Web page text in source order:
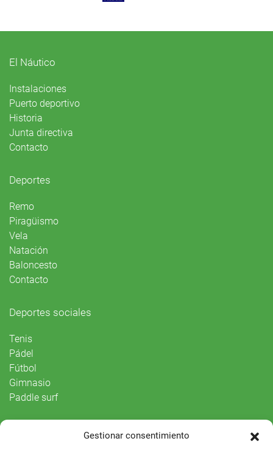
Gestionar consentimiento
El Náutico
Instalaciones
Puerto deportivo
Historia
Junta directiva
Contacto
Deportes
Remo
Piragüismo
Vela
Natación
Baloncesto
Contacto
Deportes sociales
Tenis
Pádel
Fútbol
Gimnasio
Paddle surf